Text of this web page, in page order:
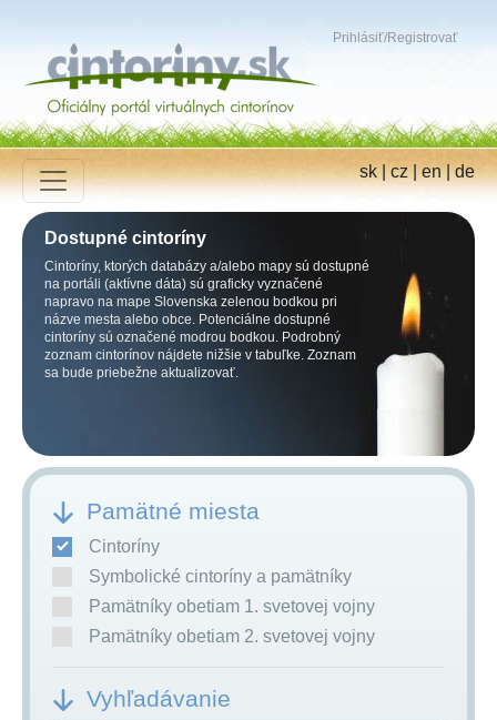
Prihlásiť/Registrovať
sk|cz|en|de
Dostupné cintoríny
Cintoríny, ktorých databázy a/alebo mapy sú dostupné
na portáli (aktívne dáta) sú graficky vyznačené
napravo na mape Slovenska zelenou bodkou pri
názve mesta alebo obce. Potenciálne dostupné
cintoríny sú označené modrou bodkou. Podrobný
zoznam cintorínov nájdete nižšie v tabuľke. Zoznam
sa bude priebežne aktualizovať.
Pamätné miesta
Cintoríny
Symbolické cintoríny a pamätníky
Pamätníky obetiam 1. svetovej vojny
Pamätníky obetiam 2. svetovej vojny
Vyhľadávanie